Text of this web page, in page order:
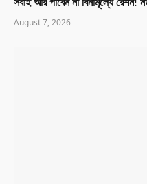
সবাই আর পাবেন না বিনামূল্যে রেশন!
August 7, 2026